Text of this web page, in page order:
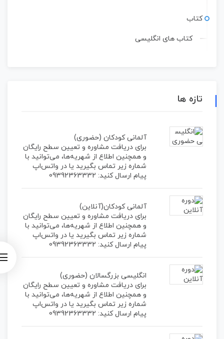
کتاب
کتاب های انگلیسی
تازه ها
آلمانی کودکان (حضوری)
برای دریافت مشاوره و تعیین‌ سطح رایگان
و همچنین اطلاع از شهریه‌ها، می‌توانید با
شماره زیر تماس بگیرید یا در واتس‌اپ
پیام ارسال کنید: 09392363332
آلمانی کودکان(آنلاین)
برای دریافت مشاوره و تعیین‌ سطح رایگان
و همچنین اطلاع از شهریه‌ها، می‌توانید با
شماره زیر تماس بگیرید یا در واتس‌اپ
پیام ارسال کنید: 09392363332
انگلیسی بزرگسالان (حضوری)
برای دریافت مشاوره و تعیین‌ سطح رایگان
و همچنین اطلاع از شهریه‌ها، می‌توانید با
شماره زیر تماس بگیرید یا در واتس‌اپ
پیام ارسال کنید: 09392363332